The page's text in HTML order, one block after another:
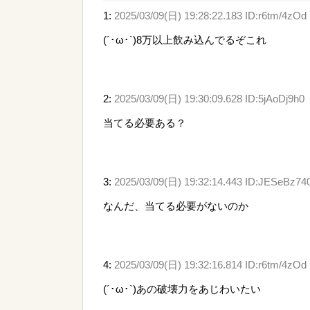
1: 2025/03/09(日) 19:28:22.183 ID:r6tm/4zOd
(´･ω･`)8万以上飲み込んでるぞこれ
2: 2025/03/09(日) 19:30:09.628 ID:5jAoDj9h0
当てる必要ある？
3: 2025/03/09(日) 19:32:14.443
なんだ、当てる必要がないのか
4: 2025/03/09(日) 19:32:16.814 ID:r6tm/4zOd
(´･ω･`)あの破壊力をあじわいたい